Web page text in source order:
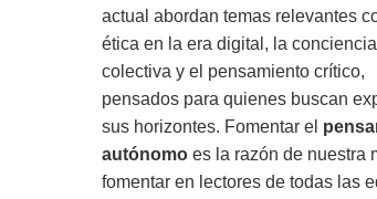
actual abordan temas relevantes
ética en la era digital, la conciencia
colectiva y el pensamiento crítico,
pensados para quienes buscan
sus horizontes. Fomentar el
autónomo es la razón de nuestra
fomentar en lectores de todas las